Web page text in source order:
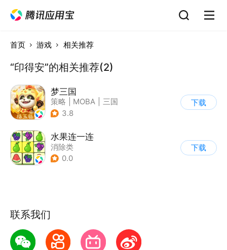
首页 游戏 相关推荐
“印得安”的相关推荐(2)
梦三国
策略 MOBA
三国
| 中国风
3.8
下载
水果连一连
消除类
0.0
下载
联系我们